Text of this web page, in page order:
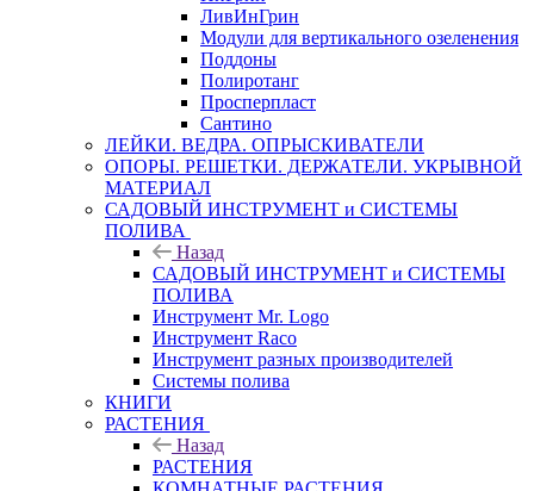
ЛивИнГрин
Модули для вертикального озеленения
Поддоны
Полиротанг
Просперпласт
Сантино
ЛЕЙКИ. ВЕДРА. ОПРЫСКИВАТЕЛИ
ОПОРЫ. РЕШЕТКИ. ДЕРЖАТЕЛИ. УКРЫВНОЙ
МАТЕРИАЛ
САДОВЫЙ ИНСТРУМЕНТ и СИСТЕМЫ
ПОЛИВА
Назад
САДОВЫЙ ИНСТРУМЕНТ и СИСТЕМЫ
ПОЛИВА
Инструмент Mr. Logo
Инструмент Raco
Инструмент разных производителей
Системы полива
КНИГИ
РАСТЕНИЯ
Назад
РАСТЕНИЯ